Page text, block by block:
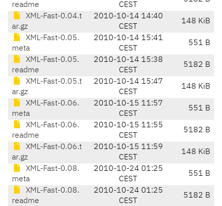
readme CEST
XML-Fast-0.04.t
ar.gz
2010-10-14 14:40
CEST
148 KiB
XML-Fast-0.05.
meta
2010-10-14 15:41
CEST
551 B
XML-Fast-0.05.
readme
2010-10-14 15:38
CEST
5182 B
XML-Fast-0.05.t
ar.gz
2010-10-14 15:47
CEST
148 KiB
XML-Fast-0.06.
meta
2010-10-15 11:57
CEST
551 B
XML-Fast-0.06.
readme
2010-10-15 11:55
CEST
5182 B
XML-Fast-0.06.t
ar.gz
2010-10-15 11:59
CEST
148 KiB
XML-Fast-0.08.
meta
2010-10-24 01:25
CEST
551 B
XML-Fast-0.08.
readme
2010-10-24 01:25
CEST
5182 B